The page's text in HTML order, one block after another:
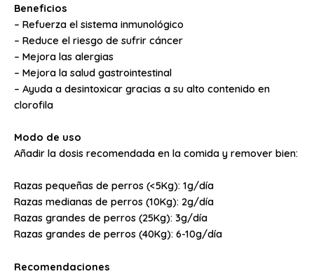
Beneficios
– Refuerza el sistema inmunológico
– Reduce el riesgo de sufrir cáncer
– Mejora las alergias
– Mejora la salud gastrointestinal
– Ayuda a desintoxicar gracias a su alto contenido en
clorofila
Modo de uso
Añadir la dosis recomendada en la comida y remover bien:
Razas pequeñas de perros (<5Kg): 1g/día
Razas medianas de perros (10Kg): 2g/día
Razas grandes de perros (25Kg): 3g/día
Razas grandes de perros (40Kg): 6-10g/día
Recomendaciones